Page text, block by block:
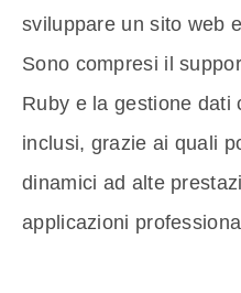
sviluppare un sito web
Sono compresi il
Ruby e la gestione dati
inclusi, grazie ai quali
dinamici ad alte
applicazioni